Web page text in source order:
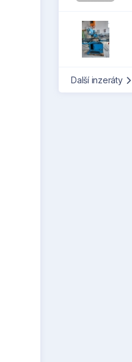
Další inzeráty